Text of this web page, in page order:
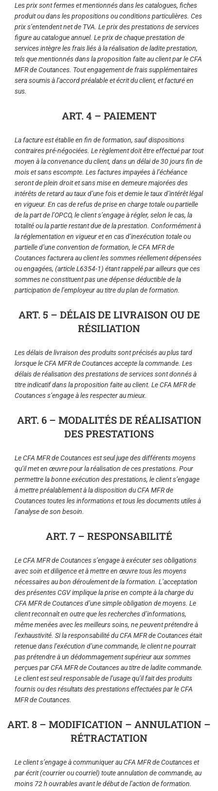
Les prix sont fermes et mentionnés dans les catalogues, fiches
produit ou dans les propositions ou conditions particulières. Ces
prix s’entendent net de TVA. Le prix des prestations de services
figure au catalogue annuel. Le prix de chaque prestation de
services intègre les frais liés à la réalisation de ladite prestation,
tels que mentionnés dans la proposition faite au client par le CFA
MFR de Coutances. Tout engagement de frais supplémentaires
sera soumis à l’accord préalable et écrit du client, et facturé en
sus.
ART. 4 – PAIEMENT
La facture est établie en fin de formation, sauf dispositions
contraires pré-négociées. Le règlement doit être effectué par tout
moyen à la convenance du client, dans un délai de 30 jours fin de
mois et sans escompte. Les factures impayées à l’échéance
seront de plein droit et sans mise en demeure majorées des
intérêts de retard au taux d’une fois et demie le taux d’intérêt légal
en vigueur. En cas de refus de prise en charge totale ou partielle
de la part de l’OPCO, le client s’engage à régler, selon le cas, la
totalité ou la partie restant due de la prestation. Conformément à
la réglementation en vigueur et en cas d’inexécution totale ou
partielle d’une convention de formation, le CFA MFR de
Coutances facturera au client les sommes réellement dépensées
ou engagées, (article L6354-1) étant rappelé par ailleurs que ces
sommes ne constituent pas une dépense déductible de la
participation de l’employeur au titre du plan de formation.
ART. 5 – DÉLAIS DE LIVRAISON OU DE
RÉSILIATION
Les délais de livraison des produits sont précisés au plus tard
lorsque le CFA MFR de Coutances accepte la commande. Les
délais de réalisation des prestations de services sont donnés à
titre indicatif dans la proposition faite au client. Le CFA MFR de
Coutances s’engage à les respecter au mieux.
ART. 6 – MODALITÉS DE RÉALISATION
DES PRESTATIONS
Le CFA MFR de Coutances est seul juge des différents moyens
qu’il met en œuvre pour la réalisation de ces prestations. Pour
permettre la bonne exécution des prestations, le client s’engage
à mettre préalablement à la disposition du CFA MFR de
Coutances toutes les informations et tous les documents utiles à
l’analyse de son besoin.
ART. 7 – RESPONSABILITÉ
Le CFA MFR de Coutances s’engage à exécuter ses obligations
avec soin et diligence et à mettre en œuvre tous les moyens
nécessaires au bon déroulement de la formation. L’acceptation
des présentes CGV implique la prise en compte à la charge du
CFA MFR de Coutances d’une simple obligation de moyens. Le
client reconnaît en outre que les recherches d’informations,
même menées avec les meilleurs soins, ne peuvent prétendre à
l’exhaustivité. Si la responsabilité du CFA MFR de Coutances était
retenue dans l’exécution d’une commande, le client ne pourrait
pas prétendre à un dédommagement supérieur aux sommes
perçues par CFA MFR de Coutances au titre de ladite commande.
Le client est seul responsable de l’usage qu’il fait des produits
fournis ou des résultats des prestations effectuées par le CFA
MFR de Coutances.
ART. 8 – MODIFICATION – ANNULATION –
RÉTRACTATION
Le client s’engage à communiquer au CFA MFR de Coutances et
par écrit (courrier ou courriel) toute annulation de commande, au
moins 72 h ouvrables avant le début de l’action de formation.